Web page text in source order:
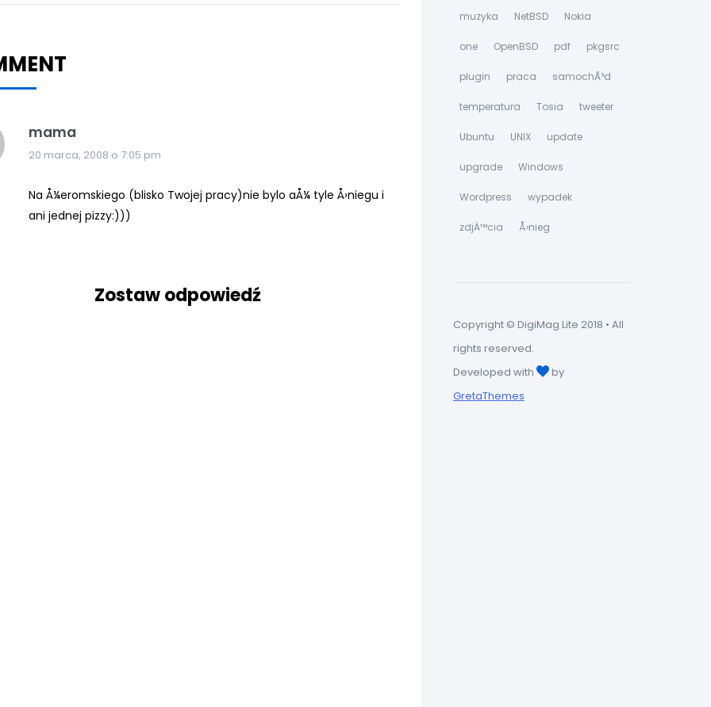
mama
20 marca, 2008 o 7:05 pm
Na Å¼eromskiego (blisko Twojej pracy)nie bylo aÅ¼ tyle Å›niegu i
ani jednej pizzy:)))
Zostaw odpowiedź
muzyka NetBSD Nokia
one OpenBSD pdf pkgsrc
plugin praca samochÃ³d
temperatura Tosia tweeter
Ubuntu UNIX update
upgrade Windows
Wordpress wypadek
zdjÄ™cia Å›nieg
Copyright © DigiMag Lite 2018 • All
rights reserved.
Developed with
by
GretaThemes